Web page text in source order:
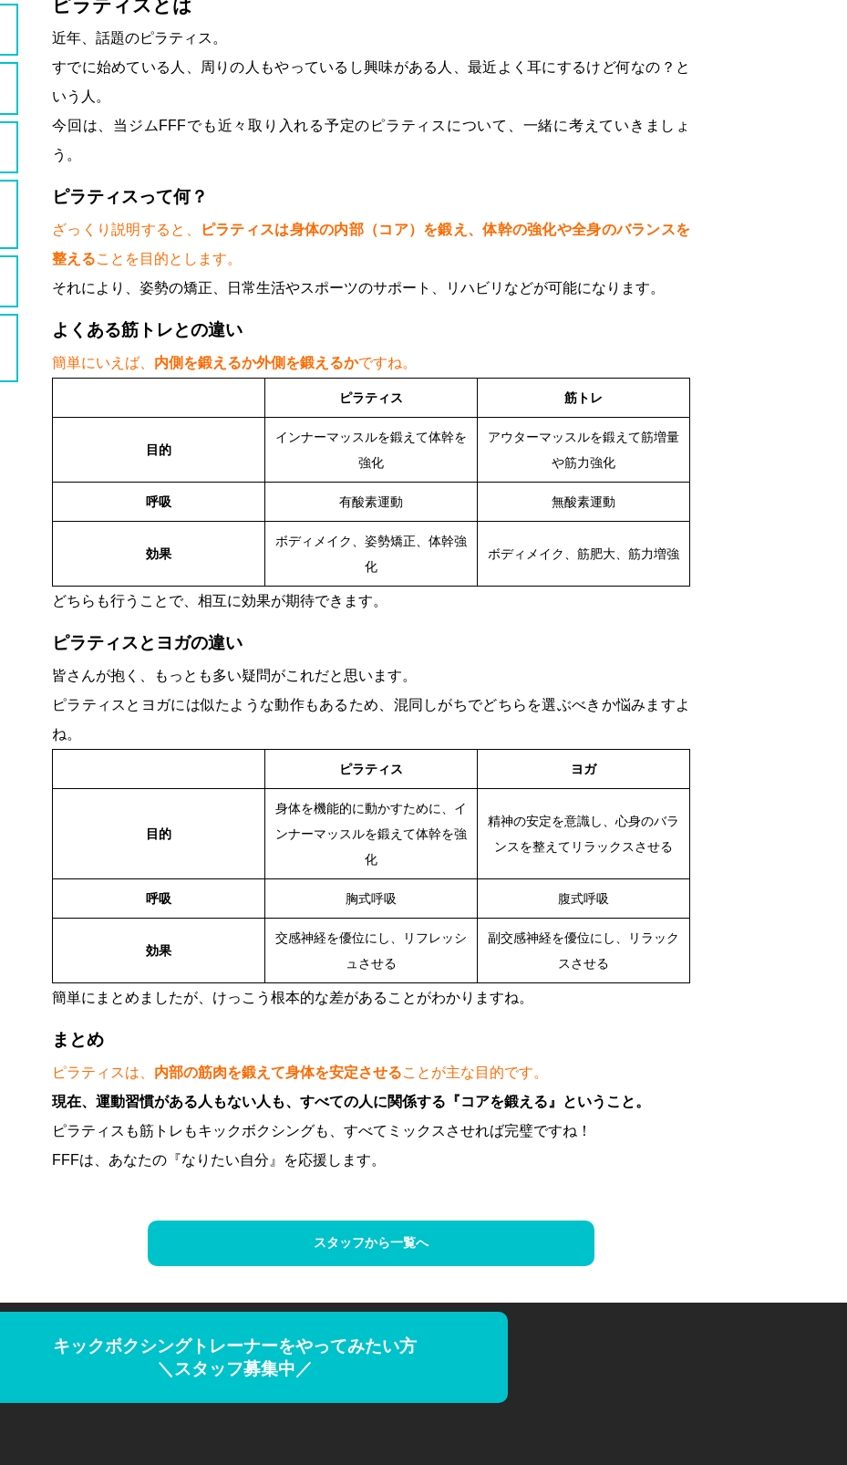
ピラティスとは
近年、話題のピラティス。
すでに始めている人、周りの人もやっているし興味がある人、最近よく耳にするけど何なの？と
いう人。
今回は、当ジムFFFでも近々取り入れる予定のピラティスについて、一緒に考えていきましょ
う。
ピラティスって何？
ざっくり説明すると、
ピラティスは身体の内部（コア）を鍛え、体幹の強化や全身のバランスを
整えることを目的とします。
それにより、姿勢の矯正、日常生活やスポーツのサポート、リハビリなどが可能になります。
よくある筋トレとの違い
簡単にいえば、 内側を鍛えるか外側を鍛えるかですね。
ピラティス 筋トレ
目的
インナーマッスルを鍛えて体幹を
強化
アウターマッスルを鍛えて筋増量
や筋力強化
呼吸 有酸素運動 無酸素運動
効果
ボディメイク、姿勢矯正、体幹強
化
ボディメイク、筋肥大、筋力増強
どちらも行うことで、相互に効果が期待できます。
ピラティスとヨガの違い
皆さんが抱く、もっとも多い疑問がこれだと思います。
ピラティスとヨガには似たような動作もあるため、混同しがちでどちらを選ぶべきか悩みますよ
ね。
ピラティス ヨガ
目的
身体を機能的に動かすために、イ
ンナーマッスルを鍛えて体幹を強
化
精神の安定を意識し、心身のバラ
ンスを整えてリラックスさせる
呼吸 胸式呼吸 腹式呼吸
効果
交感神経を優位にし、リフレッシ
ュさせる
副交感神経を優位にし、リラック
スさせる
簡単にまとめましたが、けっこう根本的な差があることがわかりますね。
まとめ
ピラティスは、 内部の筋肉を鍛えて身体を安定させることが主な目的です。
現在、運動習慣がある人もない人も、すべての人に関係する『コアを鍛える』ということ。
ピラティスも筋トレもキックボクシングも、すべてミックスさせれば完璧ですね！
FFFは、あなたの『なりたい自分』を応援します。
スタッフから一覧へ
キックボクシングトレーナーをやってみたい方
＼スタッフ募集中／